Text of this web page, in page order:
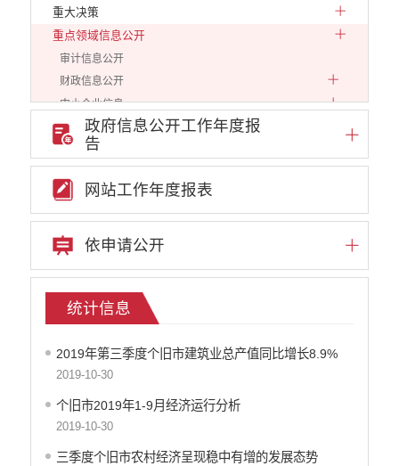
重大决策
重点领域信息公开
审计信息公开
财政信息公开
中小企业信息
行政审批信息
环保信息
就业创业
文化、旅游
民政信息
乡村振兴
农业发展
气象信息
水务信息
林业信息
政府信息公开工作年度报
告
网站工作年度报表
依申请公开
统计信息
2019年第三季度个旧市建筑业总产值同比增长8.9%
2019-10-30
个旧市2019年1-9月经济运行分析
2019-10-30
三季度个旧市农村经济呈现稳中有增的发展态势